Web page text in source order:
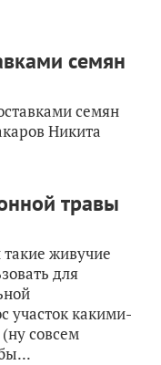
семян
семян
Никита
травы
живучие
для
участок какими-
совсем